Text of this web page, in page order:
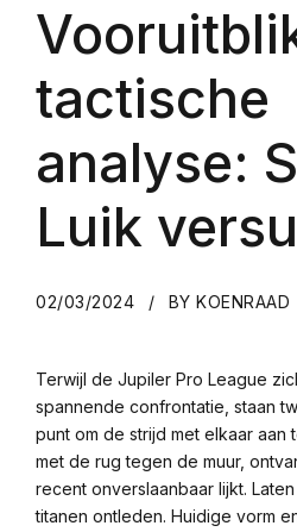
tactische
analyse:
Luik
02/03/2024 BY KOENRAAD
Terwijl de Jupiler Pro League
spannende confrontatie, staan
punt om de strijd met elkaar aan
met de rug tegen de muur,
recent onverslaanbaar lijkt.
titanen ontleden. Huidige vorm